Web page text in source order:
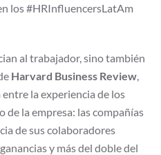
los #HRInfluencersLatAm
al trabajador, sino también
Harvard Business Review
la experiencia de los
de la empresa: las compañías
de sus colaboradores
y más del doble del